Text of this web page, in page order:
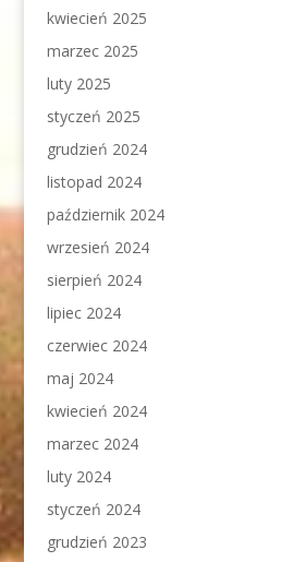
kwiecień 2025
marzec 2025
luty 2025
styczeń 2025
grudzień 2024
listopad 2024
październik 2024
wrzesień 2024
sierpień 2024
lipiec 2024
czerwiec 2024
maj 2024
kwiecień 2024
marzec 2024
luty 2024
styczeń 2024
grudzień 2023